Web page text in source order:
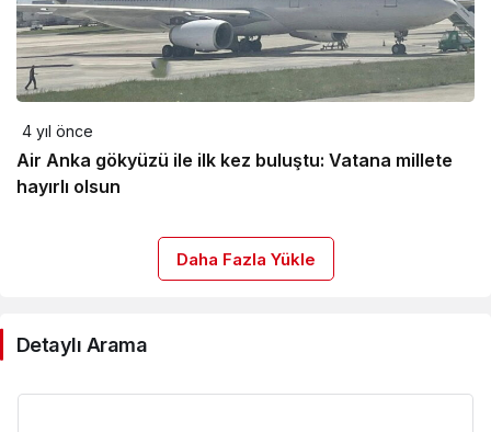
4 yıl önce
Air Anka gökyüzü ile ilk kez buluştu: Vatana millete
hayırlı olsun
Daha Fazla Yükle
Detaylı Arama